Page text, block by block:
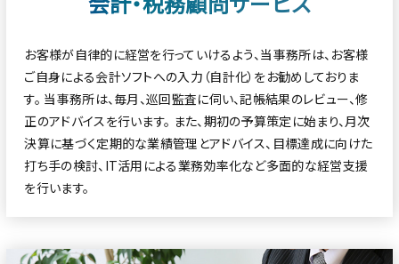
お客様が自律的に経営を行っていけるよう、当事務所は、お客様
ご自身による会計ソフトへの入力（自計化）をお勧めしておりま
す。 当事務所は、毎月、巡回監査に伺い、記帳結果のレビュー、修
正のアドバイスを行います。 また、期初の予算策定に始まり、月次
決算に基づく定期的な業績管理とアドバイス、目標達成に向けた
打ち手の検討、IT活用による業務効率化など多面的な経営支援
を行います。